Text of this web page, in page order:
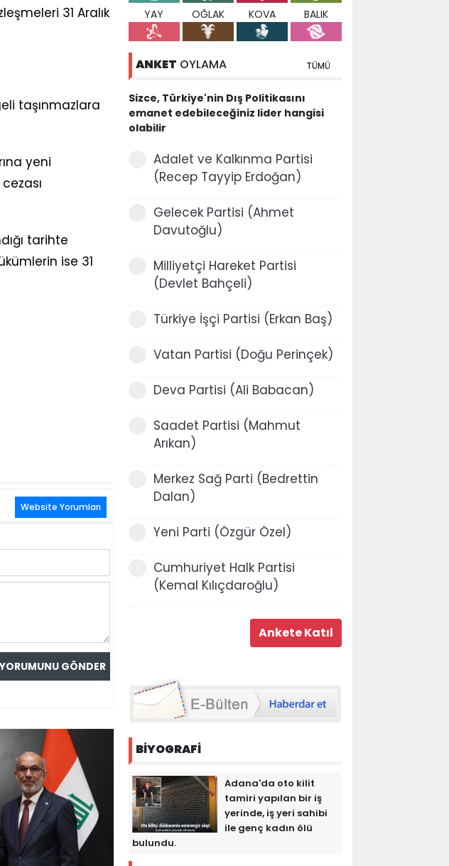
31 Aralık
taşınmazlara
yeni
tarihte
ise 31
Website Yorumları
YAY OĞLAK KOVA BALIK
ANKET OYLAMA TÜMÜ
Sizce, Türkiye'nin Dış Politikasını
emanet edebileceğiniz lider hangisi
olabilir
Adalet ve Kalkınma Partisi
(Recep Tayyip Erdoğan)
Gelecek Partisi (Ahmet
Davutoğlu)
Milliyetçi Hareket Partisi
(Devlet Bahçeli)
Türkiye İşçi Partisi (Erkan Baş)
Vatan Partisi (Doğu Perinçek)
Deva Partisi (Ali Babacan)
Saadet Partisi (Mahmut
Arıkan)
Merkez Sağ Parti (Bedrettin
Dalan)
Yeni Parti (Özgür Özel)
Cumhuriyet Halk Partisi
(Kemal Kılıçdaroğlu)
BİYOGRAFİ
Adana'da oto kilit
tamiri yapılan bir iş
yerinde, iş yeri sahibi
ile genç kadın ölü
bulundu.